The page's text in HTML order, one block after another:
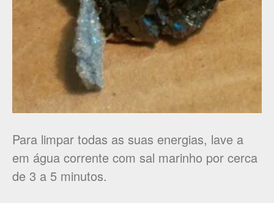
Para limpar todas as suas energias, lave a
em água corrente com sal marinho por cerca
de 3 a 5 minutos.